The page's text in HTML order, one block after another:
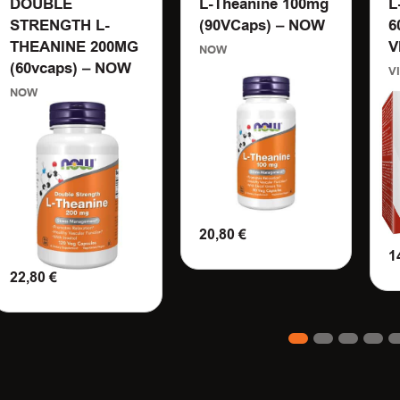
DOUBLE
STRENGTH L-
THEANINE 200MG
(60vcaps) – NOW
NOW
22,80€
ΠΡΟΣΘΗΚΗ ΣΤΟ ΚΑΛΑΘΙ
L-Theanine 100mg
(90VCaps) – NOW
NOW
20,80€
ΠΡΟΣΘΗΚΗ ΣΤΟ ΚΑΛΑΘΙ
3 4 5 6